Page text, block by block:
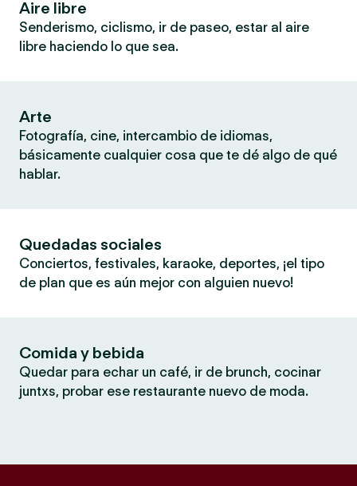
Aire libre
Senderismo, ciclismo, ir de paseo, estar al aire
libre haciendo lo que sea.
Arte
Fotografía, cine, intercambio de idiomas,
básicamente cualquier cosa que te dé algo de qué
hablar.
Quedadas sociales
Conciertos, festivales, karaoke, deportes, ¡el tipo
de plan que es aún mejor con alguien nuevo!
Comida y bebida
Quedar para echar un café, ir de brunch, cocinar
juntxs, probar ese restaurante nuevo de moda.